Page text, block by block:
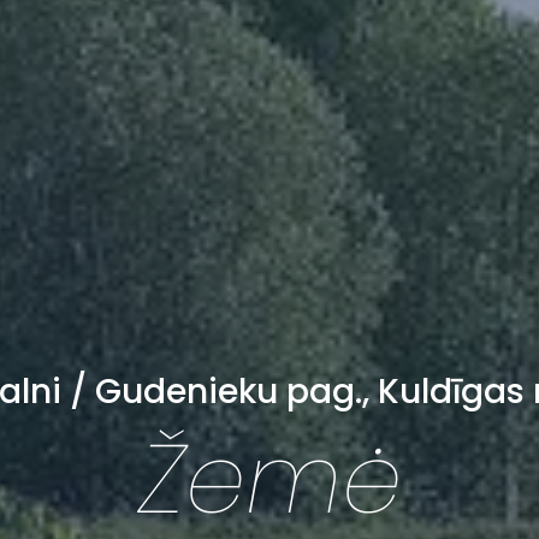
/ Gudenieku pag., Kuldīgas
Žemė